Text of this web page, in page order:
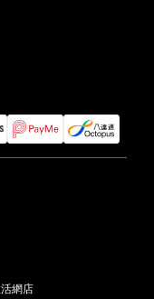
網店